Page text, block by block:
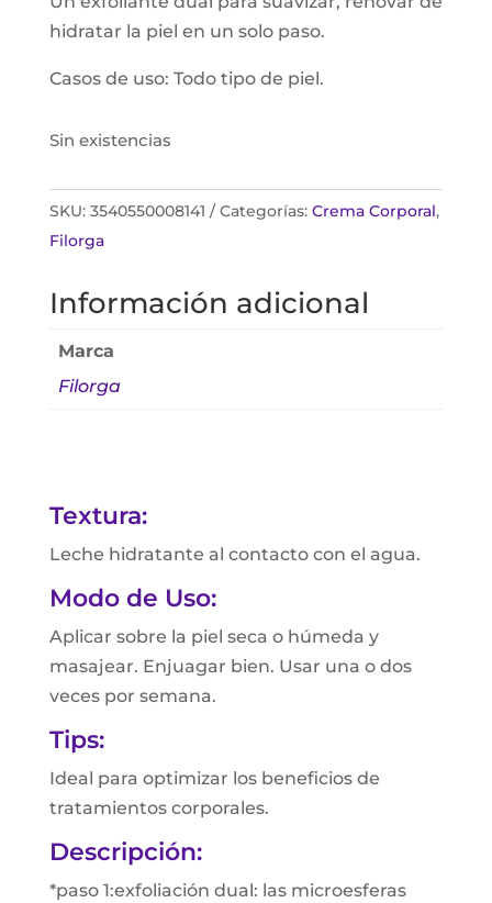
hidratar la piel en un solo paso.
Casos de uso: Todo tipo de piel.
Sin existencias
SKU: 3540550008141 Categorías: Crema Corporal,
Filorga
Información adicional
Marca
Filorga
Textura:
Leche hidratante al contacto con el agua.
Modo de Uso:
Aplicar sobre la piel seca o húmeda y
masajear. Enjuagar bien. Usar una o dos
veces por semana.
Tips:
Ideal para optimizar los beneficios de
tratamientos corporales.
Descripción:
*paso 1:exfoliación dual: las microesferas